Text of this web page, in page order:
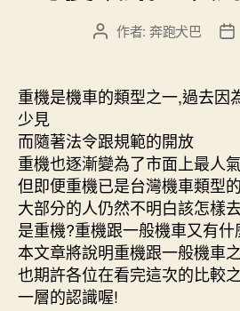
文
者
作者: 奔跑犬巴
文
佈
日
重機是機車的類型之一,過去因
少見
而隨著法令跟規範的開放
重機也逐漸變為了市面上最人
但即便重機已是台灣機車類型
大部分的人仍然不明白該怎樣
是重機?重機跟一般機車又有什
本文章將說明重機跟一般機車
也期許各位在看完這次的比較
一層的認識喔!